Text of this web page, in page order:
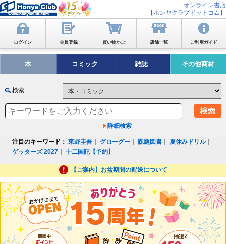
オンライン書店
【ホンヤクラブドットコム】
ログイン 会員登録 買い物かご 店舗一覧 ご利用ガイド
本 コミック 雑誌 その他商材
検索
詳細検索
注目のキーワード： 東野圭吾 グローグー ｜課題図書 ｜夏休みドリル｜
ゲッターズ 2027 ｜十二国記【予約】
【ご案内】お盆期間の配送について